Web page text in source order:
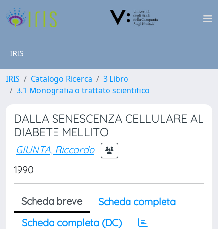
IRIS
IRIS Catalogo Ricerca
3 Libro
3.1 Monografia o trattato scientifico
DALLA SENESCENZA CELLULARE AL
DIABETE MELLITO
GIUNTA, Riccardo
1990
Scheda breve
Scheda completa
Scheda completa (DC)